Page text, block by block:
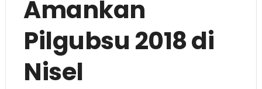
Amankan
Pilgubsu 2018 di
Nisel